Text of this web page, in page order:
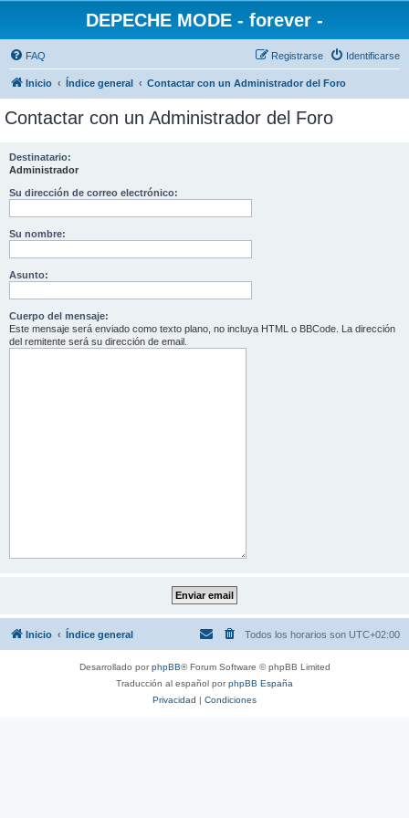
DEPECHE MODE - forever -
FAQ Identificarse
Registrarse
Inicio Índice general Contactar con un Administrador del Foro
Contactar con un Administrador del Foro
Destinatario:
Administrador
Su dirección de correo electrónico:
Su nombre:
Asunto:
Cuerpo del mensaje:
Este mensaje será enviado como texto plano, no incluya HTML o BBCode. La dirección
del remitente será su dirección de email.
Inicio Índice general Todos los horarios son UTC+02:00
Desarrollado porphpBB® Forum Software © phpBB Limited
Traducción al español porphpBB España
Privacidad | Condiciones